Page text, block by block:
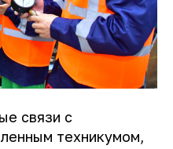
связи с
техникумом,